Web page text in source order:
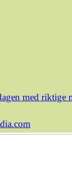
med riktige